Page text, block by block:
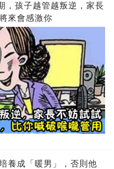
，孩子越管越叛逆，家長
來會感激你
養成「暖男」，否則他